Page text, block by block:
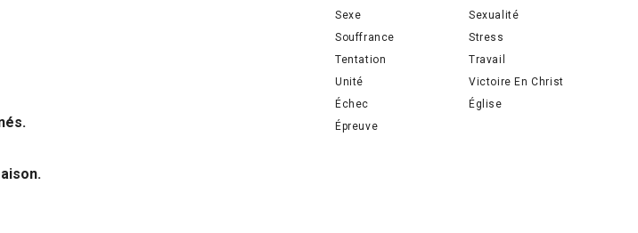
Sexe
Sexualité
Souffrance
Stress
Tentation
Travail
Unité
Victoire En Christ
Échec
Église
Épreuve